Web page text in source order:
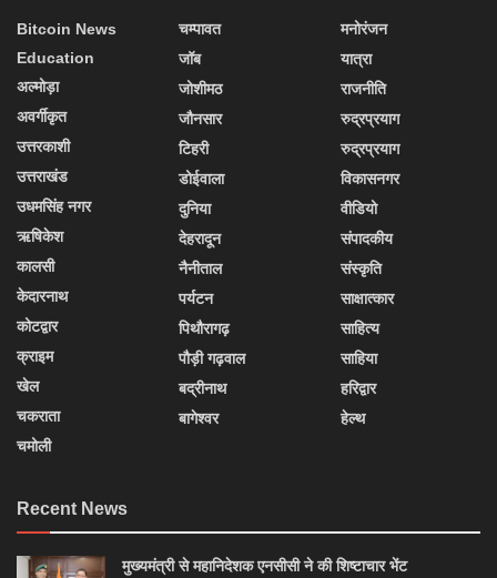
Bitcoin News
Education
अल्मोड़ा
अवर्गीकृत
उत्तरकाशी
उत्तराखंड
उधमसिंह नगर
ऋषिकेश
कालसी
केदारनाथ
कोटद्वार
क्राइम
खेल
चकराता
चमोली
चम्पावत
जॉब
जोशीमठ
जौनसार
टिहरी
डोईवाला
दुनिया
देहरादून
नैनीताल
पर्यटन
पिथौरागढ़
पौड़ी गढ़वाल
बद्रीनाथ
बागेश्वर
मनोरंजन
यात्रा
राजनीति
रुद्रप्रयाग
रुद्रप्रयाग
विकासनगर
वीडियो
संपादकीय
संस्कृति
साक्षात्कार
साहित्य
साहिया
हरिद्वार
हेल्थ
Recent News
मुख्यमंत्री से महानिदेशक एनसीसी ने की शिष्टाचार भेंट